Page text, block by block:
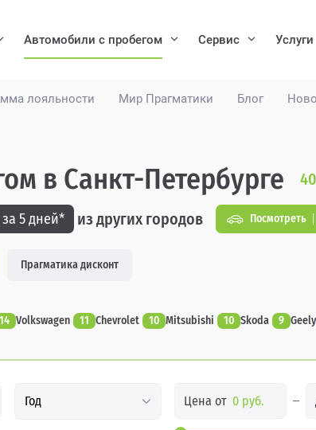
лояльности Мир Прагматики Блог
Автомобили с пробегом Сервис Услуги
в Санкт-Петербурге 40
5 дней* из других городов Посмотреть
Прагматика дисконт
14 Volkswagen 11 Chevrolet 10 Mitsubishi 10 Skoda 9 Geely
Год Цена от